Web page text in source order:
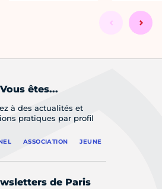
Vous êtes...
à des actualités et
pratiques par profil
ASSOCIATION JEUNE
de Paris